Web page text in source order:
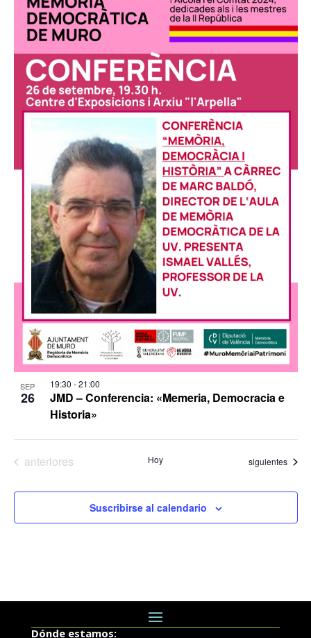
SEP
26
JMD – Conferencia: «Memeria, Democracia e
Historia»
19:30 -21:00
Eventos
anteriores Hoy Eventos
siguientes
Suscribirse al calendario
Dónde estamos: